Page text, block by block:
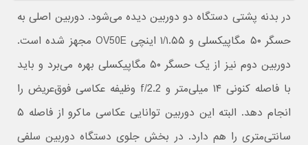
در بدنه پشتی دستگاه دو دوربین دیده می‌شود. دوربین اصلی به
حسگر ۵۰ مگاپیکسلی و ۱/۱.۵۵ اینچی OV50E مجهز شده است.
دوربین دوم نیز از یک حسگر ۵۰ مگاپیکسلی بهره می‌برد و باید
با فاصله کنونی ۱۴ میلی‌متر و f/2.2 وظیفه عکاسی فوق‌عریض را
انجام دهد. البته این دوربین توانایی عکاسی ماکرو از فاصله ۵
سانتی‌متری را هم دارد. در بخش جلوی دستگاه دوربین سلفی